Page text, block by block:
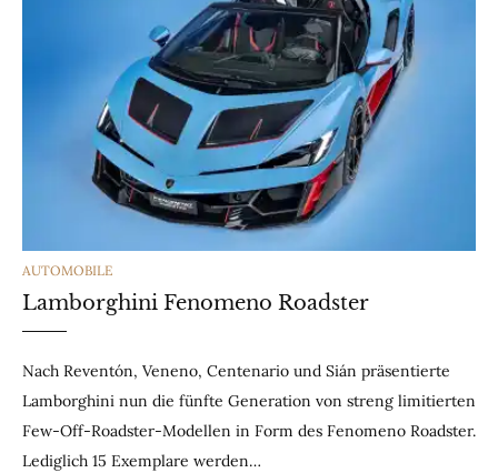
CATEGORIES
AUTOMOBILE
Lamborghini Fenomeno Roadster
Nach Reventón, Veneno, Centenario und Sián präsentierte
Lamborghini nun die fünfte Generation von streng limitierten
Few-Off-Roadster-Modellen in Form des Fenomeno Roadster.
Lediglich 15 Exemplare werden…